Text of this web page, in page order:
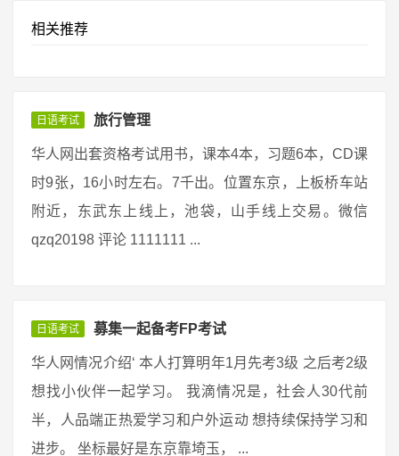
相关推荐
日语考试 旅行管理
华人网出套资格考试用书，课本4本，习题6本，CD课
时9张，16小时左右。7千出。位置东京，上板桥车站
附近，东武东上线上，池袋，山手线上交易。微信
qzq20198 评论 1111111 ...
日语考试 募集一起备考FP考试
华人网情况介绍‘ 本人打算明年1月先考3级 之后考2级
想找小伙伴一起学习。 我滴情况是，社会人30代前
半，人品端正热爱学习和户外运动 想持续保持学习和
进步。 坐标最好是东京靠埼玉， ...